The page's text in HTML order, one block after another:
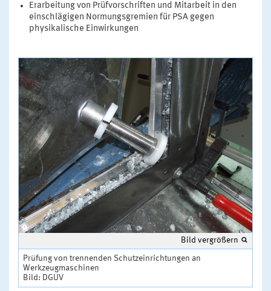
Erarbeitung von Prüfvorschriften und Mitarbeit in den
einschlägigen Normungsgremien für PSA gegen
physikalische Einwirkungen
Bild vergrößern
Prüfung von trennenden Schutzeinrichtungen an
Werkzeugmaschinen
Bild: DGUV